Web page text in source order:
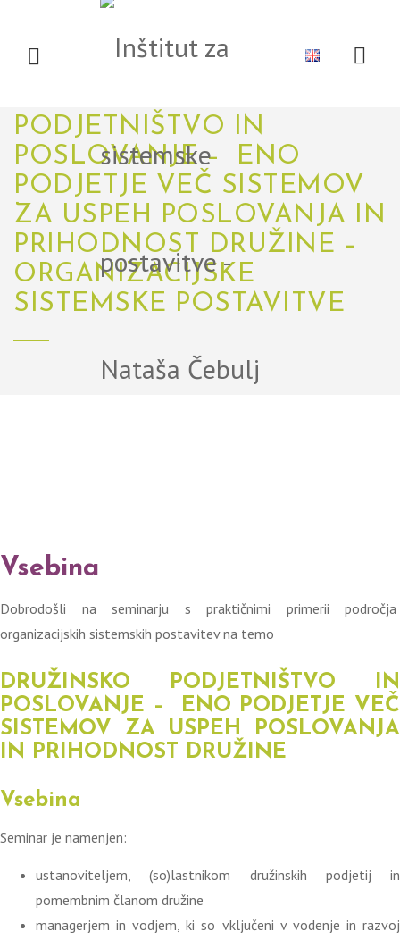
DOMOV
DOGODKI
NOVICE
O NAS MEDIJI
LITERATURA
SISTEMSKI
POGLED NA
PODJETNIŠTVO IN
POSLOVANJE – ENO
PODJETJE VEČ SISTEMOV
ZA USPEH POSLOVANJA IN
PRIHODNOST DRUŽINE –
ORGANIZACIJSKE
SISTEMSKE POSTAVITVE
Vsebina
Dobrodošli na seminarju s praktičnimi primerii področja
organizacijskih sistemskih postavitev na temo
DRUŽINSKO PODJETNIŠTVO IN
POSLOVANJE – ENO PODJETJE VEČ
SISTEMOV ZA USPEH POSLOVANJA
IN PRIHODNOST DRUŽINE
Vsebina
Seminar je namenjen:
ustanoviteljem, (so)lastnikom družinskih podjetij in
pomembnim članom družine
managerjem in vodjem, ki so vključeni v vodenje in razvoj